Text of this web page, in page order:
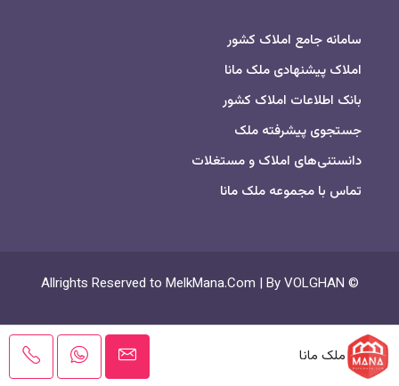
ملک مانا
سامانه جامع املاک کشور
املاک پیشنهادی ملک مانا
بانک اطلاعات املاک کشور
جستجوی پیشرفته ملک
دانستنی‌های املاک و مستغلات
تماس با مجموعه ملک مانا
© Allrights Reserved to MelkMana.Com | By VOLGHAN